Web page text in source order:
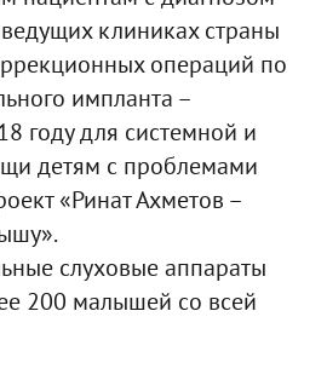
клиниках страны
операций по
импланта –
году для системной и
детям с проблемами
«Ринат Ахметов –
слуховые аппараты
200 малышей со всей